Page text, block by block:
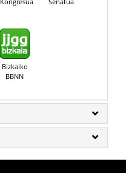
Bizkaiko
BBNN